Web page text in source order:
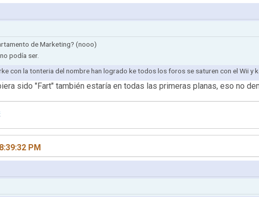
de Marketing? (nooo)
podía ser.
con la tonteria del nombre han logrado ke todos los foros se saturen con el Wii y
sido "Fart" también estaría en todas las primeras planas, eso no
PM